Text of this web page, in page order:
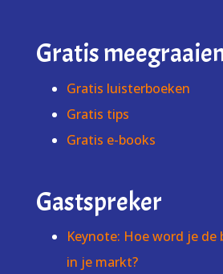
Gratis
Gratis luisterboeken
Gratis tips
Gratis e-books
Gastspreker
Keynote: Hoe word je de
in je markt?